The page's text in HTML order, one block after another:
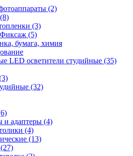
(2)
(3)
(5)
бумага, химия
LED осветители студийные (35)
(32)
адаптеры (4)
(4)
(13)